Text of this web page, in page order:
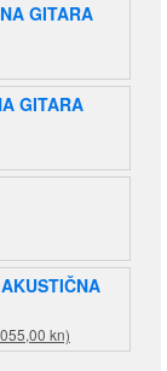
GITARA
GITARA
kn)
cijena